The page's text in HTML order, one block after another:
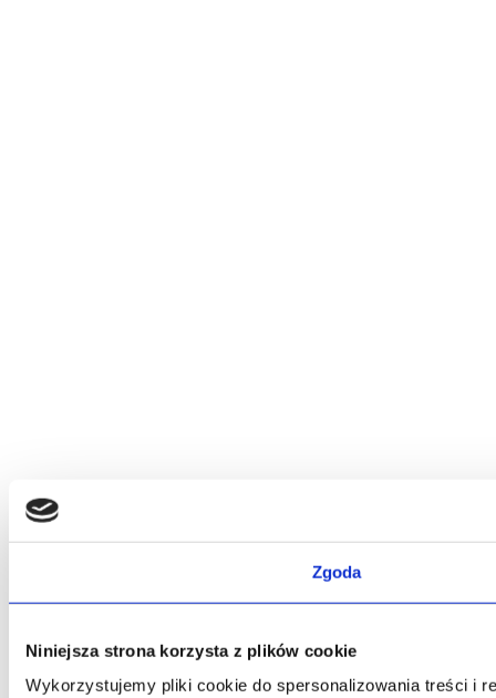
Zgoda
Niniejsza strona korzysta z plików cookie
Wykorzystujemy pliki cookie do spersonalizowania treści i